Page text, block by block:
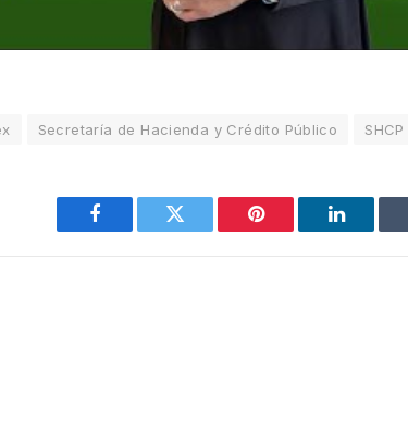
Secretaría de Hacienda y Crédito Público SHCP
Facebook Twitter Pinterest LinkedIn